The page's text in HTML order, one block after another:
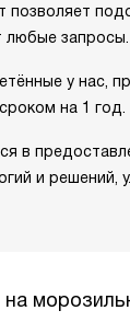
позволяет
любые запросы.
у нас,
на 1 год.
в
и решений,